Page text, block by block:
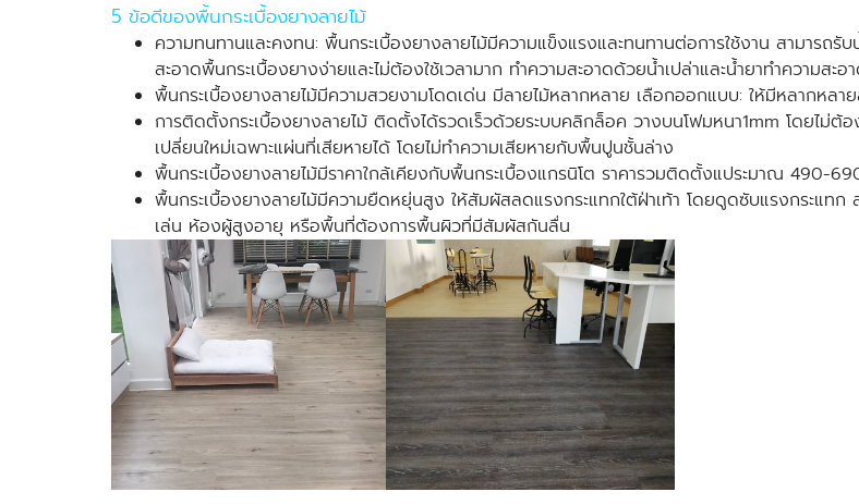
5 ข้อดีของพื้นกระเบื้องยางลายไม้
ความทนทานและคงทน: พื้นกระเบื้องยางลายไม้มีความแข็งแรงและทนทานต่อการใช้งาน สามารถรั
สะอาดพื้นกระเบื้องยางง่ายและไม่ต้องใช้เวลามาก ทำความสะอาดด้วยน้ำเปล่าและน้ำยาทำความสะอ
พื้นกระเบื้องยางลายไม้มีความสวยงามโดดเด่น มีลายไม้หลากหลาย เลือกออกแบบ: ให้มีหลากหล
การติดตั้งกระเบื้องยางลายไม้ ติดตั้งได้รวดเร็วด้วยระบบคลิกล็อค วางบนโฟมหนา1mm โดยไม่
เปลี่ยนใหม่เฉพาะแผ่นที่เสียหายได้ โดยไม่ทำความเสียหายกับพื้นปูนชั้นล่าง
พื้นกระเบื้องยางลายไม้มีราคาใกล้เคียงกับพื้นกระเบื้องแกรนิโต ราคารวมติดตั้งแประมาณ 490-
พื้นกระเบื้องยางลายไม้มีความยืดหยุ่นสูง ให้สัมผัสลดแรงกระแทกใต้ฝ่าเท้า โดยดูดซับแรงกระแท
เล่น ห้องผู้สูงอายุ หรือพื้นที่ต้องการพื้นผิวที่มีสัมผัสกันลื่น